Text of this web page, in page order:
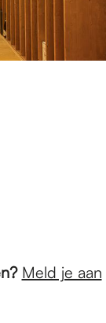
Meld je aan